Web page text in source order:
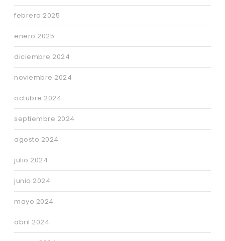
febrero 2025
enero 2025
diciembre 2024
noviembre 2024
octubre 2024
septiembre 2024
agosto 2024
julio 2024
junio 2024
mayo 2024
abril 2024